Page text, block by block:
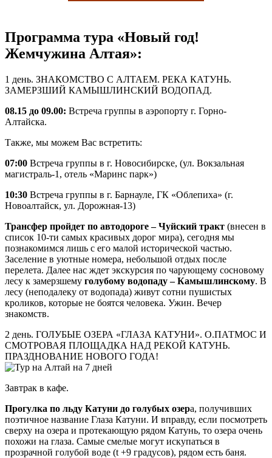
Программа тура «Новый год!
Жемчужина Алтая»:
1 день. ЗНАКОМСТВО С АЛТАЕМ. РЕКА КАТУНЬ.
ЗАМЕРЗШИЙ КАМЫШЛИНСКИЙ ВОДОПАД.
08.15 до 09.00: Встреча группы в аэропорту г. Горно-
Алтайска.
Также, мы можем Вас встретить:
07:00 Встреча группы в г. Новосибирске, (ул. Вокзальная
магистраль-1, отель «Маринс парк»)
10:30 Встреча группы в г. Барнауле, ГК «Облепиха» (г.
Новоалтайск, ул. Дорожная-13)
Трансфер пройдет по автодороге – Чуйский тракт (внесен в
список 10-ти самых красивых дорог мира), сегодня мы
познакомимся лишь с его малой исторической частью.
Заселение в уютные номера, небольшой отдых после
перелета. Далее нас ждет экскурсия по чарующему сосновому
лесу к замерзшему голубому водопаду – Камышлинскому. В
лесу (неподалеку от водопада) живут сотни пушистых
кроликов, которые не боятся человека. Ужин. Вечер
знакомств.
2 день. ГОЛУБЫЕ ОЗЕРА «ГЛАЗА КАТУНИ». О.ПАТМОС И
СМОТРОВАЯ ПЛОЩАДКА НАД РЕКОЙ КАТУНЬ.
ПРАЗДНОВАНИЕ НОВОГО ГОДА!
Завтрак в кафе.
Прогулка по льду Катуни до голубых озера, получивших
поэтичное название Глаза Катуни. И вправду, если посмотреть
сверху на озера и протекающую рядом Катунь, то озера очень
похожи на глаза. Самые смелые могут искупаться в
прозрачной голубой воде (t +9 градусов), рядом есть баня.